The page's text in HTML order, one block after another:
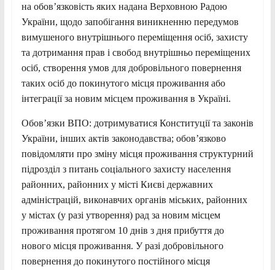
на обов’язковість яких надана Верховною Радою
України, щодо запобігання виникненню передумов
вимушеного внутрішнього переміщення осіб, захисту
та дотримання прав і свобод внутрішньо переміщених
осіб, створення умов для добровільного повернення
таких осіб до покинутого місця проживання або
інтеграції за новим місцем проживання в Україні.
Обов’язки ВПО: дотримуватися Конституції та законів
України, інших актів законодавства; обов’язково
повідомляти про зміну місця проживання структурний
підрозділ з питань соціального захисту населення
районних, районних у місті Києві державних
адміністрацій, виконавчих органів міських, районних
у містах (у разі утворення) рад за новим місцем
проживання протягом 10 днів з дня прибуття до
нового місця проживання. У разі добровільного
повернення до покинутого постійного місця